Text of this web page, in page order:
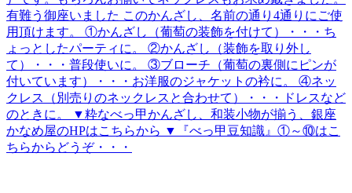
有難う御座いました このかんざし、名前の通り4通りにご使
用頂けます。 ①かんざし（葡萄の装飾を付けて）・・・ち
ょっとしたパーティに。 ②かんざし（装飾を取り外し
て）・・・普段使いに。 ③ブローチ（葡萄の裏側にピンが
付いています）・・・お洋服のジャケットの衿に。 ④ネッ
クレス（別売りのネックレスと合わせて）・・・ドレスなど
のときに。 ▼粋なべっ甲かんざし、和装小物が揃う、銀座
かなめ屋のHPはこちらから ▼『べっ甲豆知識』①～⑩はこ
ちらからどうぞ・・・